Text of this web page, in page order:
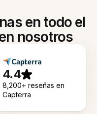
en todo el
nosotros
4.4
8,200+ reseñas en
Capterra